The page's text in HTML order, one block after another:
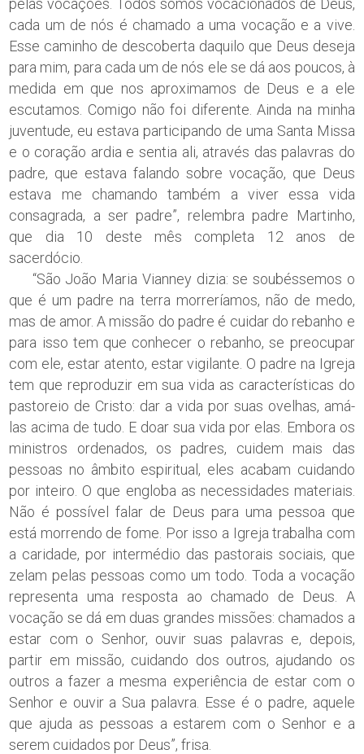
pelas vocações. Todos somos vocacionados de Deus,
cada um de nós é chamado a uma vocação e a vive.
Esse caminho de descoberta daquilo que Deus deseja
para mim, para cada um de nós ele se dá aos poucos, à
medida em que nos aproximamos de Deus e a ele
escutamos. Comigo não foi diferente. Ainda na minha
juventude, eu estava participando de uma Santa Missa
e o coração ardia e sentia ali, através das palavras do
padre, que estava falando sobre vocação, que Deus
estava me chamando também a viver essa vida
consagrada, a ser padre”, relembra padre Martinho,
que dia 10 deste mês completa 12 anos de
sacerdócio.
“São João Maria Vianney dizia: se soubéssemos o
que é um padre na terra morreríamos, não de medo,
mas de amor. A missão do padre é cuidar do rebanho e
para isso tem que conhecer o rebanho, se preocupar
com ele, estar atento, estar vigilante. O padre na Igreja
tem que reproduzir em sua vida as características do
pastoreio de Cristo: dar a vida por suas ovelhas, amá-
las acima de tudo. E doar sua vida por elas. Embora os
ministros ordenados, os padres, cuidem mais das
pessoas no âmbito espiritual, eles acabam cuidando
por inteiro. O que engloba as necessidades materiais.
Não é possível falar de Deus para uma pessoa que
está morrendo de fome. Por isso a Igreja trabalha com
a caridade, por intermédio das pastorais sociais, que
zelam pelas pessoas como um todo. Toda a vocação
representa uma resposta ao chamado de Deus. A
vocação se dá em duas grandes missões: chamados a
estar com o Senhor, ouvir suas palavras e, depois,
partir em missão, cuidando dos outros, ajudando os
outros a fazer a mesma experiência de estar com o
Senhor e ouvir a Sua palavra. Esse é o padre, aquele
que ajuda as pessoas a estarem com o Senhor e a
serem cuidados por Deus”, frisa.